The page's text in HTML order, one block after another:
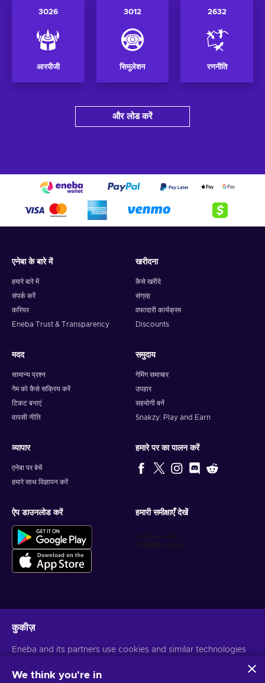
3026
आरपीजी
3012
सिमुलेशन
2632
रणनीति
और लोड करें
एनेबा के बारे में
हमारे बारे में
संपर्क करें
करियर
Eneba Trust & Transparency
खरीदना
कैसे खरीदे
संग्रह
वफादारी कार्यक्रम
Discounts
मदद
सामान्य प्रश्न
गेम को कैसे सक्रिय करें
टिकट बनाएं
वापसी नीति
समुदाय
गेमिंग समाचार
उपहार
सहयोगी बनें
Snakzy: Play and Earn
व्यापार
एनेबा पर बेचें
हमारे साथ विज्ञापन करें
हमारे पर का पालन करें
ऐप डाउनलोड करें हमारी समीक्षाएँ देखें
जाएँ
कुकीज़
Eneba and its partners use cookies and similar technologies
website. We use this information to enhance content,
We think you're in